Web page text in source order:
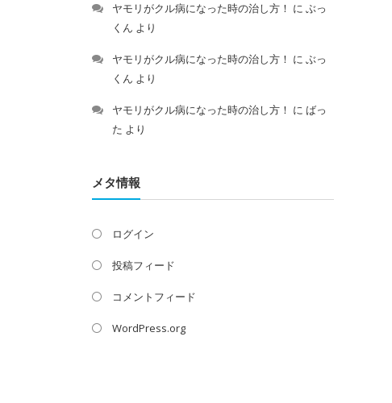
ヤモリがクル病になった時の治し方！ に ぶっ
くん より
ヤモリがクル病になった時の治し方！ に ぶっ
くん より
ヤモリがクル病になった時の治し方！ に ばっ
た より
メタ情報
ログイン
投稿フィード
コメントフィード
WordPress.org